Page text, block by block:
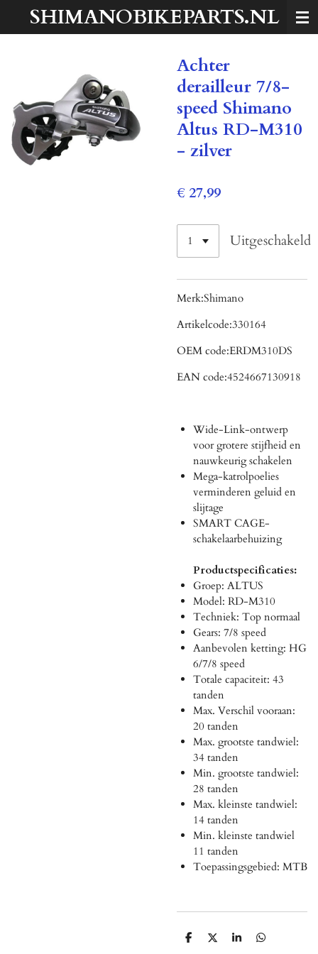
SHIMANOBIKEPARTS.NL
Achter
derailleur 7/8-
speed Shimano
Altus RD-M310
- zilver
€ 27,99
Uitgeschakeld
Merk:Shimano
Artikelcode:330164
OEM code:ERDM310DS
EAN code:4524667130918
Wide-Link-ontwerp
voor grotere stijfheid en
nauwkeurig schakelen
Mega-katrolpoelies
verminderen geluid en
slijtage
SMART CAGE-
schakelaarbehuizing
Productspecificaties:
Groep: ALTUS
Model: RD-M310
Techniek: Top normaal
Gears: 7/8 speed
Aanbevolen ketting: HG
6/7/8 speed
Totale capaciteit: 43
tanden
Max. Verschil vooraan:
20 tanden
Max. grootste tandwiel:
34 tanden
Min. grootste tandwiel:
28 tanden
Max. kleinste tandwiel:
14 tanden
Min. kleinste tandwiel
11 tanden
Toepassingsgebied: MTB
D
D
S
D